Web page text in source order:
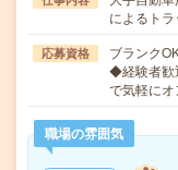
によるト
応募資格
ブランク
◆経験者歓
で気軽に
職場の雰囲気